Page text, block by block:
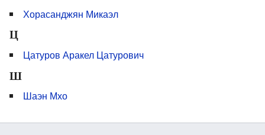
Хорасанджян Микаэл
Ц
Цатуров Аракел Цатурович
Ш
Шаэн Мхо